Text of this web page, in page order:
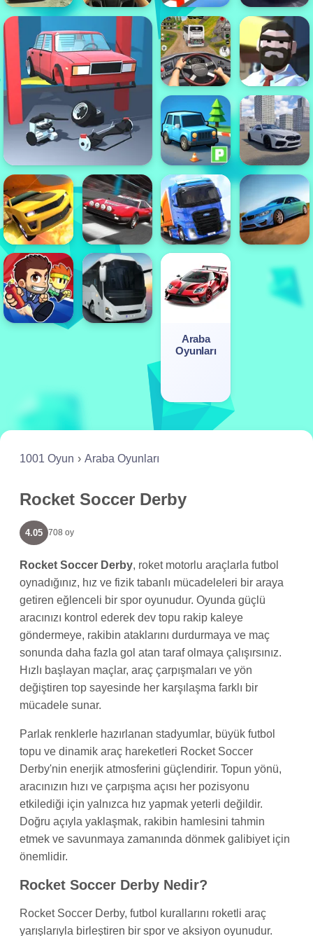
Araba
Oyunları
1001 Oyun Araba Oyunları
Rocket Soccer Derby
4.05 708 oy
Rocket Soccer Derby, roket motorlu araçlarla futbol
oynadığınız, hız ve fizik tabanlı mücadeleleri bir araya
getiren eğlenceli bir spor oyunudur. Oyunda güçlü
aracınızı kontrol ederek dev topu rakip kaleye
göndermeye, rakibin ataklarını durdurmaya ve maç
sonunda daha fazla gol atan taraf olmaya çalışırsınız.
Hızlı başlayan maçlar, araç çarpışmaları ve yön
değiştiren top sayesinde her karşılaşma farklı bir
mücadele sunar.
Parlak renklerle hazırlanan stadyumlar, büyük futbol
topu ve dinamik araç hareketleri Rocket Soccer
Derby'nin enerjik atmosferini güçlendirir. Topun yönü,
aracınızın hızı ve çarpışma açısı her pozisyonu
etkilediği için yalnızca hız yapmak yeterli değildir.
Doğru açıyla yaklaşmak, rakibin hamlesini tahmin
etmek ve savunmaya zamanında dönmek galibiyet için
önemlidir.
Rocket Soccer Derby Nedir?
Rocket Soccer Derby, futbol kurallarını roketli araç
yarışlarıyla birleştiren bir spor ve aksiyon oyunudur.